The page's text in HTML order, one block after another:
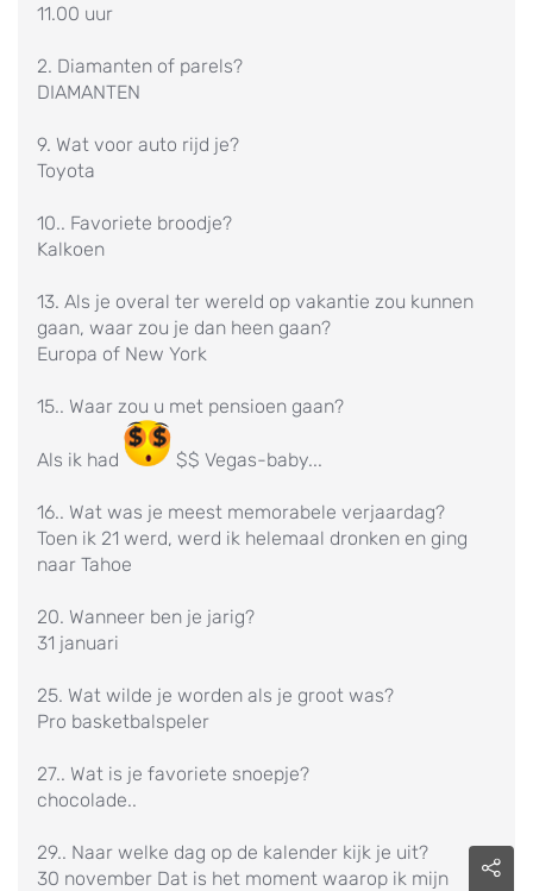
11.00 uur
2. Diamanten of parels?
DIAMANTEN
9. Wat voor auto rijd je?
Toyota
10.. Favoriete broodje?
Kalkoen
13. Als je overal ter wereld op vakantie zou kunnen
gaan, waar zou je dan heen gaan?
Europa of New York
15.. Waar zou u met pensioen gaan?
Als ik had $$ Vegas-baby...
16.. Wat was je meest memorabele verjaardag?
Toen ik 21 werd, werd ik helemaal dronken en ging
naar Tahoe
20. Wanneer ben je jarig?
31 januari
25. Wat wilde je worden als je groot was?
Pro basketbalspeler
27.. Wat is je favoriete snoepje?
chocolade..
29.. Naar welke dag op de kalender kijk je uit?
30 november Dat is het moment waarop ik mijn